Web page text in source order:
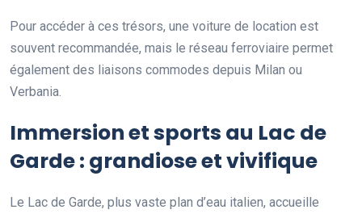
Pour accéder à ces trésors, une voiture de location est
souvent recommandée, mais le réseau ferroviaire permet
également des liaisons commodes depuis Milan ou
Verbania.
Immersion et sports au Lac de
Garde : grandiose et vivifique
Le Lac de Garde, plus vaste plan d’eau italien, accueille